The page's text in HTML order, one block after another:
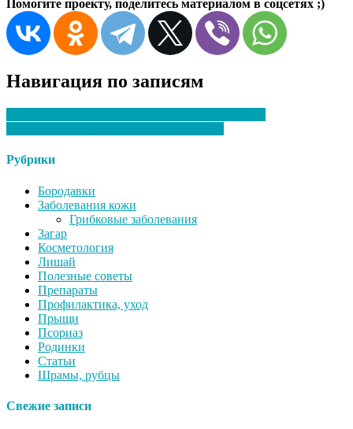
Помогите проекту, поделитесь материалом в соцсетях ;)
Навигация по записям
Рубрики
Бородавки
Заболевания кожи
Грибковые заболевания
Загар
Косметология
Лишай
Полезные советы
Препараты
Профилактика, уход
Прыщи
Псориаз
Родинки
Статьи
Шрамы, рубцы
Свежие записи